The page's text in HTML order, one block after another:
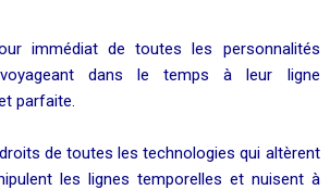
immédiat de toutes les personnalités
voyageant dans le temps à leur ligne
parfaite.
de toutes les technologies qui altèrent
les lignes temporelles et nuisent à